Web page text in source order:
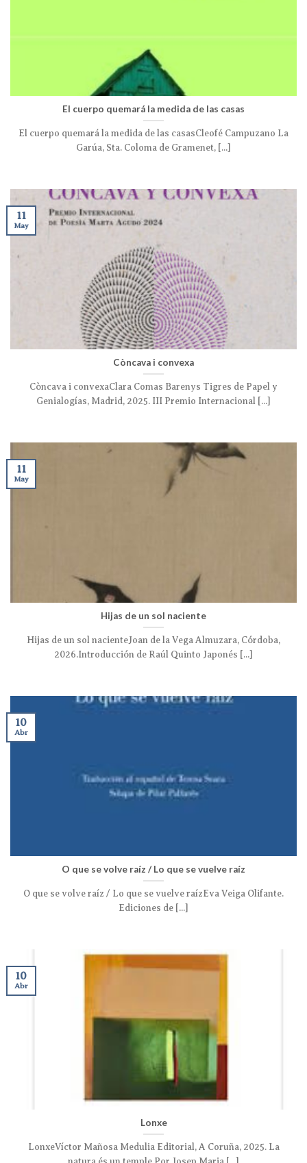
El cuerpo quemará la medida de las casas
El cuerpo quemará la medida de las casasCleofé Campuzano La
Garúa, Sta. Coloma de Gramenet, [...]
Còncava i convexa
Còncava i convexaClara Comas Barenys Tigres de Papel y
Genialogías, Madrid, 2025. III Premio Internacional [...]
11
May
Hijas de un sol naciente
Hijas de un sol nacienteJoan de la Vega Almuzara, Córdoba,
2026.Introducción de Raúl Quinto Japonés [...]
11
May
O que se volve raíz / Lo que se vuelve raíz
O que se volve raíz / Lo que se vuelve raízEva Veiga Olifante.
Ediciones de [...]
10
Abr
Lonxe
LonxeVíctor Mañosa Medulia Editorial, A Coruña, 2025. La
10
Abr